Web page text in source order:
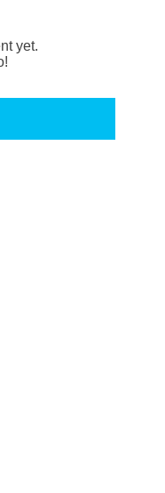
yet.